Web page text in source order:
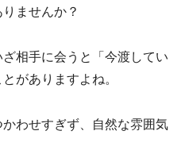
ませんか？
相手に会うと「今渡してい
がありますよね。
わせすぎず、自然な雰囲気